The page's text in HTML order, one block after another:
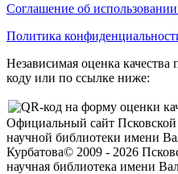
Соглашение об
Политика
Независимая оценка качества
коду или по ссылке ниже:
Официальный сайт Псковской
научной библиотеки имени
Курбатова© 2009 - 2026
научная библиотека имени